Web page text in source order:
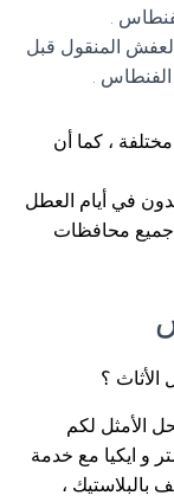
.
المنقول قبل
الفنطاس .
، كما أن
في أيام العطل
جميع محافظات
؟
الأمثل لكم
و ايكيا مع خدمة
بالبلاستيك ،